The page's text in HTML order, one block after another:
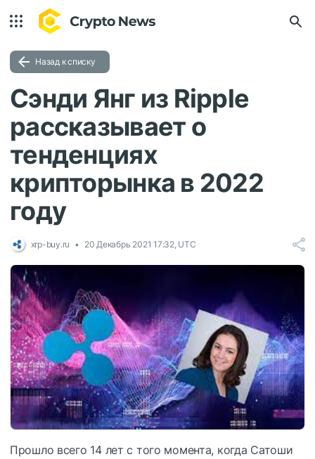
Назад к списку
Сэнди Янг из Ripple
рассказывает о
тенденциях
крипторынка в 2022
году
xrp-buy.ru 20 Декабрь 2021 17:32, UTC
Прошло всего 14 лет с того момента, когда Сатоши